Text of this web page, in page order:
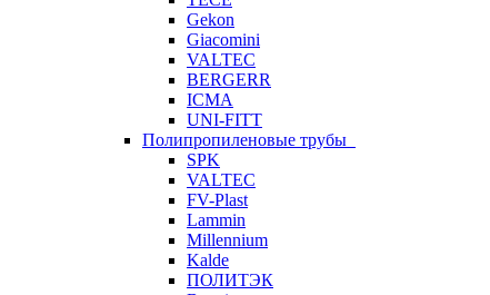
Gekon
Giacomini
VALTEC
BERGERR
ICMA
UNI-FITT
Полипропиленовые трубы
SPK
VALTEC
FV-Plast
Lammin
Millennium
Kalde
ПОЛИТЭК